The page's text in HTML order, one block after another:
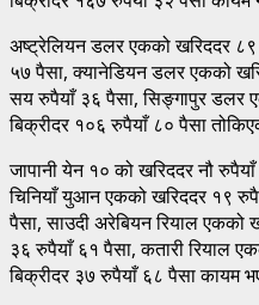
अष्ट्रेलियन डलर एकको खरिददर ८९
५७ पैसा, क्यानेडियन डलर एकको
सय रुपैयाँ ३६ पैसा, सिङ्गापुर डलर
बिक्रीदर १०६ रुपैयाँ ८० पैसा
जापानी येन १० को खरिददर नौ
चिनियाँ युआन एकको खरिददर १९
पैसा, साउदी अरेबियन रियाल एकको
३६ रुपैयाँ ६१ पैसा, कतारी रियाल
बिक्रीदर ३७ रुपैयाँ ६८ पैसा कायम